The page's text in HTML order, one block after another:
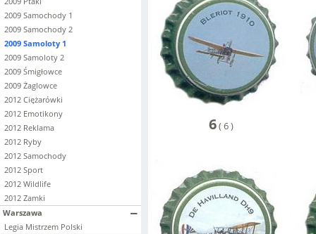
2009 Samochody 1
2009 Samochody 2
2009 Samoloty 1
2009 Samoloty 2
2009 Śmigłowce
2009 Żaglowce
2012 Ciężarówki
2012 Emotikony
2012 Reklama
2012 Ryby
2012 Samochody
2012 Sport
2012 Wildlife
2012 Zamki
Warszawa
Legia Mistrzem Polski
6(6)